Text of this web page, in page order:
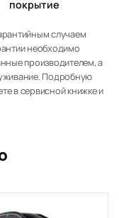
покрытие
случаем
необходимо
производителем, а
Подробную
в сервисной книжке и